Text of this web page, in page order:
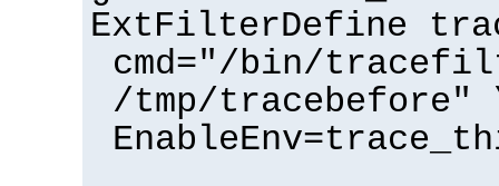
ExtFilterDefine
cmd="/bin/
/tmp/tracebefore"